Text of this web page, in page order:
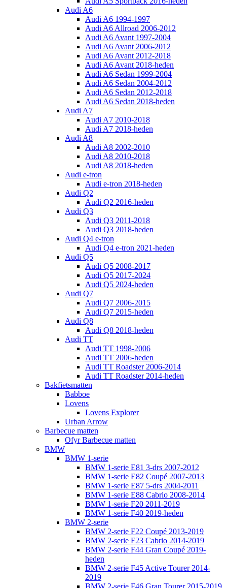
Audi A6
Audi A6 1994-1997
Audi A6 Allroad 2006-2012
Audi A6 Avant 1997-2004
Audi A6 Avant 2006-2012
Audi A6 Avant 2012-2018
Audi A6 Avant 2018-heden
Audi A6 Sedan 1999-2004
Audi A6 Sedan 2004-2012
Audi A6 Sedan 2012-2018
Audi A6 Sedan 2018-heden
Audi A7
Audi A7 2010-2018
Audi A7 2018-heden
Audi A8
Audi A8 2002-2010
Audi A8 2010-2018
Audi A8 2018-heden
Audi e-tron
Audi e-tron 2018-heden
Audi Q2
Audi Q2 2016-heden
Audi Q3
Audi Q3 2011-2018
Audi Q3 2018-heden
Audi Q4 e-tron
Audi Q4 e-tron 2021-heden
Audi Q5
Audi Q5 2008-2017
Audi Q5 2017-2024
Audi Q5 2024-heden
Audi Q7
Audi Q7 2006-2015
Audi Q7 2015-heden
Audi Q8
Audi Q8 2018-heden
Audi TT
Audi TT 1998-2006
Audi TT 2006-heden
Audi TT Roadster 2006-2014
Audi TT Roadster 2014-heden
Bakfietsmatten
Babboe
Lovens
Lovens Explorer
Urban Arrow
Barbecue matten
Ofyr Barbecue matten
BMW
BMW 1-serie
BMW 1-serie E81 3-drs 2007-2012
BMW 1-serie E82 Coupé 2007-2013
BMW 1-serie E87 5-drs 2004-2011
BMW 1-serie E88 Cabrio 2008-2014
BMW 1-serie F20 2011-2019
BMW 1-serie F40 2019-heden
BMW 2-serie
BMW 2-serie F22 Coupé 2013-2019
BMW 2-serie F23 Cabrio 2014-2019
BMW 2-serie F44 Gran Coupé 2019-
heden
BMW 2-serie F45 Active Tourer 2014-
2019